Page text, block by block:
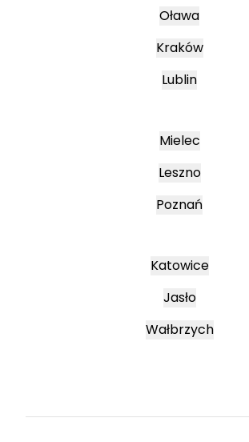
Oława
Kraków
Lublin
Mielec
Leszno
Poznań
Katowice
Jasło
Wałbrzych